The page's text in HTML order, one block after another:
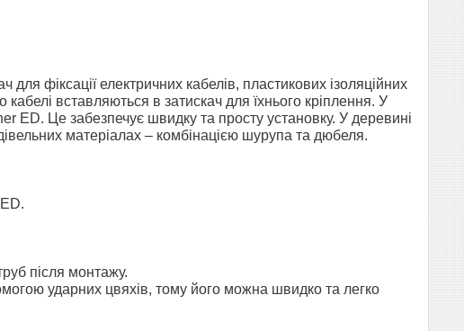
фіксації електричних кабелів, пластикових ізоляційних
вставляються в затискач для їхнього кріплення. У
ED. Це забезпечує швидку та просту установку. У деревині
матеріалах – комбінацією шурупа та дюбеля.
після монтажу.
ударних цвяхів, тому його можна швидко та легко